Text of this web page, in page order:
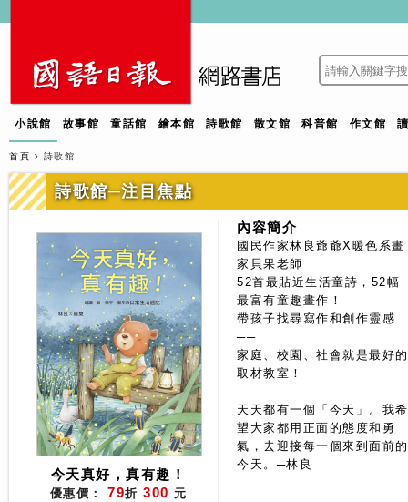
小說館 故事館 童話館 繪本館 詩歌館 散文館 科普館 作文館
首頁 詩歌館
詩歌館─注目焦點
今天真好，真有趣！
優惠價： 79折 300 元
內容簡介
國民作家林良爺爺X暖色系畫
家貝果老師
52首最貼近生活童詩，52幅
最富有童趣畫作！
帶孩子找尋寫作和創作靈感
──
家庭、校園、社會就是最好的
取材教室！
天天都有一個「今天」。我希
望大家都用正面的態度和勇
氣，去迎接每一個來到面前的
今天。─林良